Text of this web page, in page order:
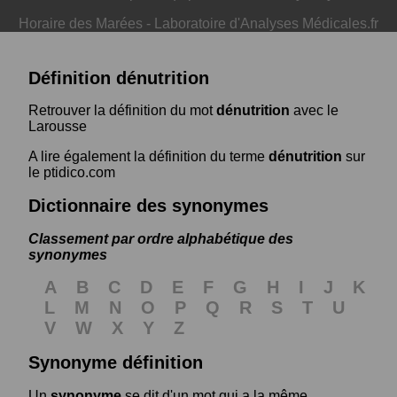
Horaire des Marées - Laboratoire d'Analyses Médicales.fr
Définition dénutrition
Retrouver la définition du motdénutrition avec le
Larousse
A lire également la définition du terme dénutrition sur
le ptidico.com
Dictionnaire des synonymes
Classement par ordre alphabétique des
synonymes
A B C D E F G H I J
K
L
M N O P Q R S T
U
V
W X Y
Z
Synonyme définition